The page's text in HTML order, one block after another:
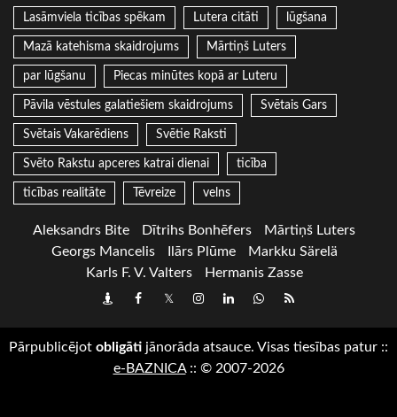
Lasāmviela ticības spēkam Lutera citāti lūgšana
Mazā katehisma skaidrojums Mārtiņš Luters
par lūgšanu Piecas minūtes kopā ar Luteru
Pāvila vēstules galatiešiem skaidrojums Svētais Gars
Svētais Vakarēdiens Svētie Raksti
Svēto Rakstu apceres katrai dienai ticība
ticības realitāte Tēvreize velns
Aleksandrs Bite Dītrihs Bonhēfers
Mārtiņš Luters
Georgs Mancelis
Ilārs Plūme
Markku Särelä
Karls F. V. Valters
Hermanis Zasse
DraugiemFacebook
TwitterInstagram
LinkedInwhatsapp
RSS
Pārpublicējot obligāti jānorāda atsauce. Visas tiesības patur ::
e-BAZNICA:: © 2007-2026